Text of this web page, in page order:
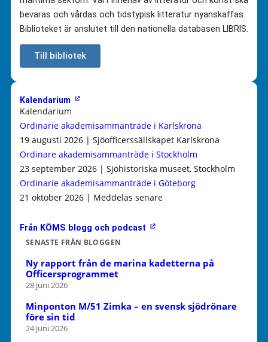
bevaras och vårdas och tidstypisk litteratur nyanskaffas.
Biblioteket är anslutet till den nationella databasen LIBRIS.
Till bibliotek
Kalendarium
Kalendarium
Ordinarie akademisammanträde i Karlskrona
19 augusti 2026 | Sjöofficerssällskapet Karlskrona
Ordinare akademisammanträde i Stockholm
23 september 2026 | Sjöhistoriska museet, Stockholm
Ordinarie akademisammanträde i Göteborg
21 oktober 2026 | Meddelas senare
Från KÖMS blogg och podcast
SENASTE FRÅN BLOGGEN
Ny rapport från de marina kadetterna på
Officersprogrammet
28 juni 2026
Minponton M/51 Zimka – en svensk sjödrönare
före sin tid
24 juni 2026